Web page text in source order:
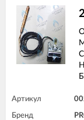
Артикул
Бренд